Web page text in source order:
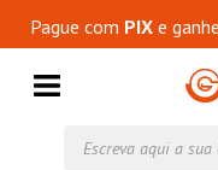
Pague com PIXe